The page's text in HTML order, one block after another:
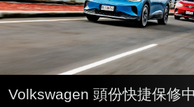
Volkswagen 頭份快捷保修